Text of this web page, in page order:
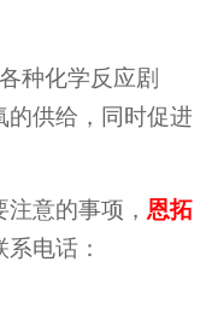
种化学反应剧
的供给，同时促进
意的事项， 恩拓
电话：